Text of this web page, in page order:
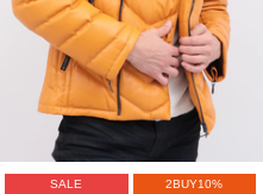
SALE
2BUY10%